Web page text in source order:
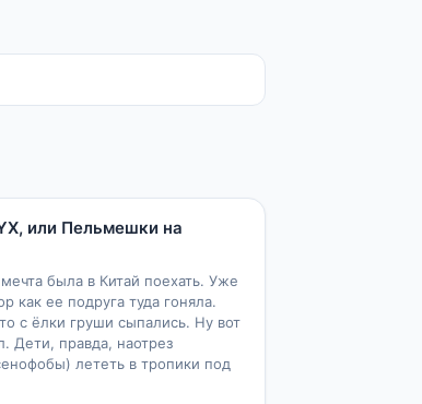
или Пельмешки на
была в Китай поехать. Уже
как ее подруга туда гоняла.
с ёлки груши сыпались. Ну вот
Дети, правда, наотрез
лететь в тропики под